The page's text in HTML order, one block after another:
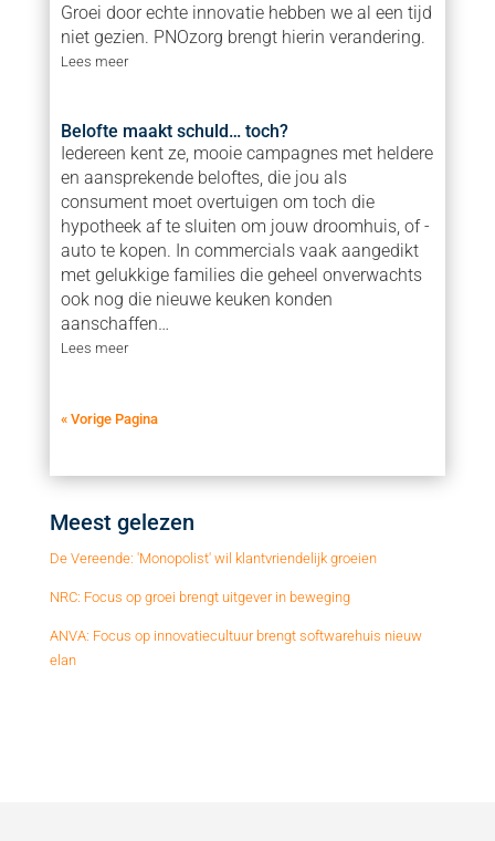
Groei door echte innovatie hebben we al een tijd
niet gezien. PNOzorg brengt hierin verandering.
Lees meer
Belofte maakt schuld… toch?
Iedereen kent ze, mooie campagnes met heldere
en aansprekende beloftes, die jou als
consument moet overtuigen om toch die
hypotheek af te sluiten om jouw droomhuis, of -
auto te kopen. In commercials vaak aangedikt
met gelukkige families die geheel onverwachts
ook nog die nieuwe keuken konden
aanschaffen…
Lees meer
« Vorige Pagina
Meest gelezen
De Vereende: 'Monopolist' wil klantvriendelijk groeien
NRC: Focus op groei brengt uitgever in beweging
ANVA: Focus op innovatiecultuur brengt softwarehuis nieuw
elan